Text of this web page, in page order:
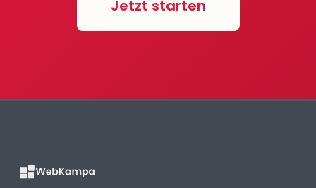
Jetzt starten